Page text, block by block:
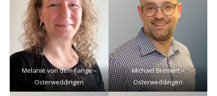
Melanie von dem Fange –
Osterweddingen
Michael Bremert –
Osterweddingen